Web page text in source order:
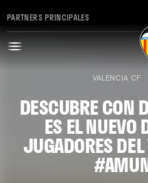
PARTNERS PRINCIPALES
VALENCIA CF
DESCUBRE CON
ES EL NUEVO
JUGADORES